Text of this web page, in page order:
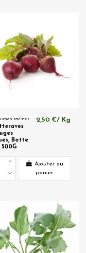
racines
Botte
500G
2,50 €/ Kg
Ajouter au
panier